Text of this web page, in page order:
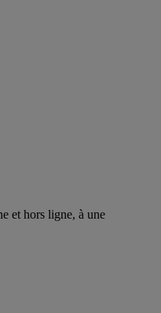
et hors ligne, à une